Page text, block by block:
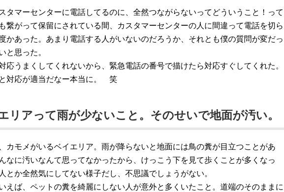
タマーセンターに電話してるのに、全然つながらないってどういうこと！って
繋がって保留にされている間、カスタマーセンターの人に間違って電話を切ら
かあった。あまり電話する人がいないのだろうか、それとも僕の質問が変だっ
と思った。
応うまくしてくれないから、緊急電話の番号で描けたら対応すぐしてくれた。
対応が適当だなー本当に。 笑
リアって雨が少ないこと。そのせいで地面が汚い。
カモメがいるベイエリア。雨が降らないと地面には鳥の糞が目立つことがあ
なに汚いなんて思ってなかったから、けっこう下を見て歩くことが多くなっ
とか全然気にしてない様子だし、不思議でしょうがない。
えば、ペットの糞を綺麗にしない人が意外と多くいたこと。道端のそのままに